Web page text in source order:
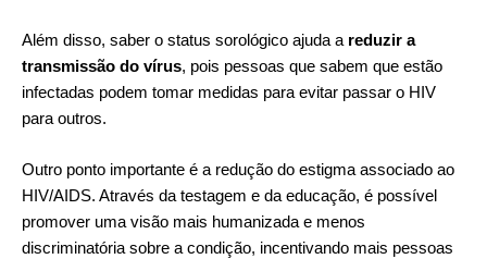
Além disso, saber o status sorológico ajuda a reduzir a
transmissão do vírus, pois pessoas que sabem que estão
infectadas podem tomar medidas para evitar passar o HIV
para outros.
Outro ponto importante é a redução do estigma associado ao
HIV/AIDS. Através da testagem e da educação, é possível
promover uma visão mais humanizada e menos
discriminatória sobre a condição, incentivando mais pessoas